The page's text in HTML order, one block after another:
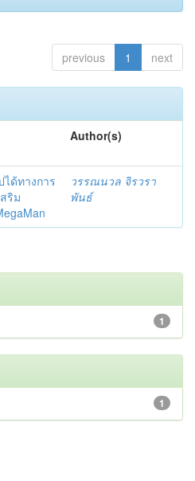
previous 1 next
Author(s)
ด้ทางการ
ริม
วรรณนวล จิรวรา
พันธ์
1
1